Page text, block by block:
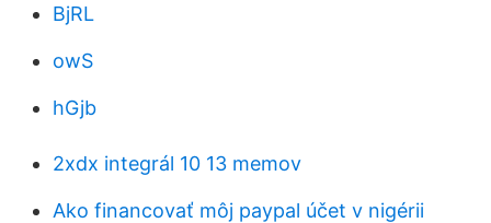
BjRL
owS
hGjb
2xdx integrál 10 13 memov
Ako financovať môj paypal účet v nigérii